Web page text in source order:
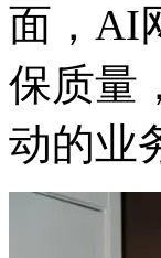
面，
保质量
动的业